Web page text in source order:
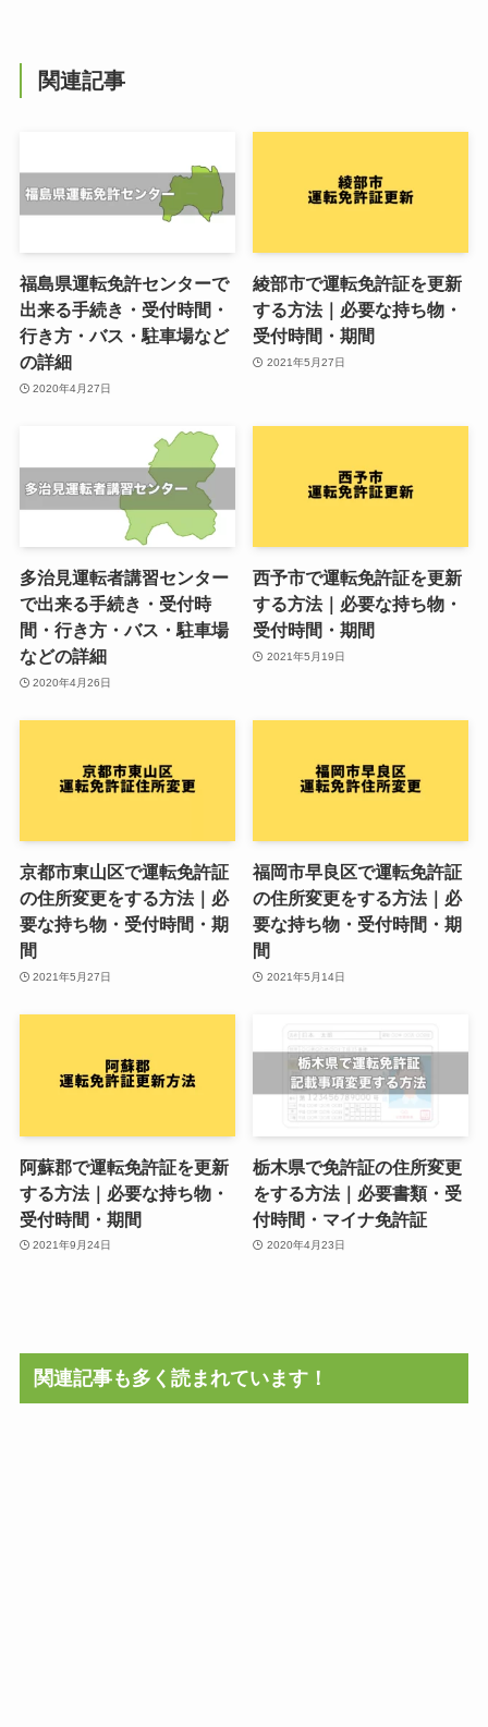
関連記事
福島県運転免許センターで
出来る手続き・受付時間・
行き方・バス・駐車場など
の詳細
2020年4月27日
綾部市で運転免許証を更新
する方法｜必要な持ち物・
受付時間・期間
2021年5月27日
多治見運転者講習センター
で出来る手続き・受付時
間・行き方・バス・駐車場
などの詳細
2020年4月26日
西予市で運転免許証を更新
する方法｜必要な持ち物・
受付時間・期間
2021年5月19日
京都市東山区で運転免許証
の住所変更をする方法｜必
要な持ち物・受付時間・期
間
2021年5月27日
福岡市早良区で運転免許証
の住所変更をする方法｜必
要な持ち物・受付時間・期
間
2021年5月14日
阿蘇郡で運転免許証を更新
する方法｜必要な持ち物・
受付時間・期間
2021年9月24日
栃木県で免許証の住所変更
をする方法｜必要書類・受
付時間・マイナ免許証
2020年4月23日
関連記事も多く読まれています！